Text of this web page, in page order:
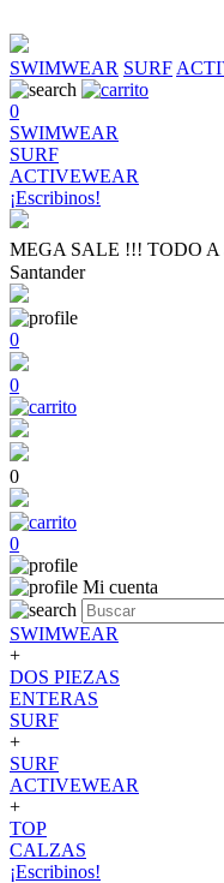
SWIMWEAR SURF
0
SWIMWEAR
SURF
ACTIVEWEAR
¡Escribinos!
MEGA SALE !!! TODO A
Santander
0
0
0
0
Mi cuenta
SWIMWEAR
+
DOS PIEZAS
ENTERAS
SURF
+
SURF
ACTIVEWEAR
+
TOP
CALZAS
¡Escribinos!